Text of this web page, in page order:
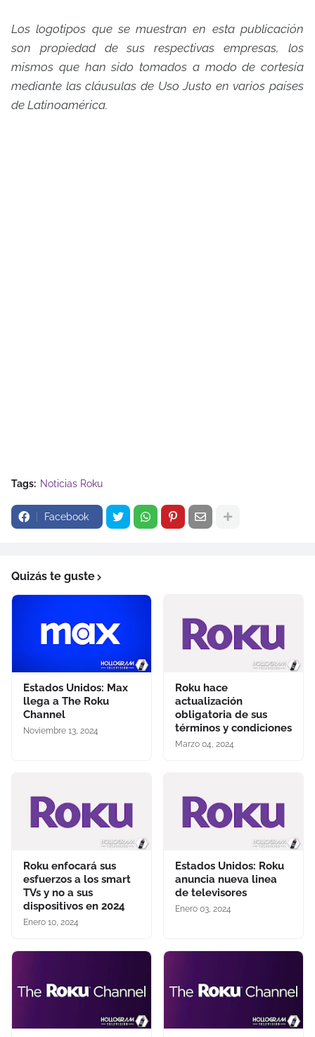
Los logotipos que se muestran en esta publicación
son propiedad de sus respectivas empresas, los
mismos que han sido tomados a modo de cortesía
mediante las cláusulas de Uso Justo en varios países
de Latinoamérica.
Tags: Noticias Roku
Facebook
Quizás te guste
Estados Unidos: Max
llega a The Roku
Channel
Noviembre 13, 2024
Roku hace
actualización
obligatoria de sus
términos y condiciones
Marzo 04, 2024
Roku enfocará sus
esfuerzos a los smart
TVs y no a sus
dispositivos en 2024
Enero 10, 2024
Estados Unidos: Roku
anuncia nueva linea
de televisores
Enero 03, 2024